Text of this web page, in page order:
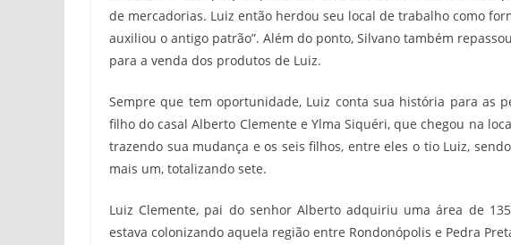
de mercadorias. Luiz então herdou seu local de trabalho como
auxiliou o antigo patrão”. Além do ponto, Silvano também
para a venda dos produtos de Luiz.
Sempre que tem oportunidade, Luiz conta sua história para as
filho do casal Alberto Clemente e Ylma Siquéri, que chegou na
trazendo sua mudança e os seis filhos, entre eles o tio Luiz,
mais um, totalizando sete.
Luiz Clemente, pai do senhor Alberto adquiriu uma área de
estava colonizando aquela região entre Rondonópolis e Pedra